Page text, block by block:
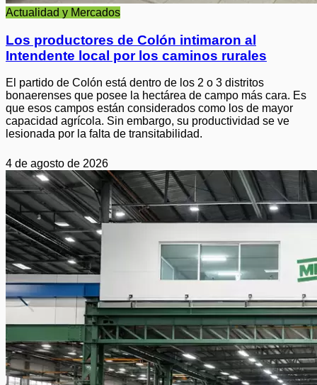
Actualidad y Mercados
Los productores de Colón intimaron al
Intendente local por los caminos rurales
El partido de Colón está dentro de los 2 o 3 distritos
bonaerenses que posee la hectárea de campo más cara. Es
que esos campos están considerados como los de mayor
capacidad agrícola. Sin embargo, su productividad se ve
lesionada por la falta de transitabilidad.
4 de agosto de 2026